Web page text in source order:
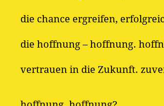
die chance ergreifen,
die hoffnung – hoffnung.
vertrauen in die Zukunft.